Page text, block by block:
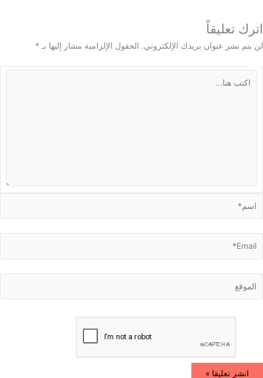
تعليقاً
نشر عنوان بريدك الإلكتروني. الحقول الإلزامية مشار إليها بـ*